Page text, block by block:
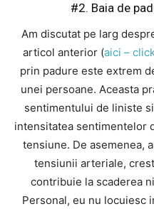
#2. Baia de
Am discutat pe larg
articol anterior (aici –
prin padure este extrem
unei persoane. Aceasta
sentimentului de liniste
intensitatea sentimentelor
tensiune. De asemenea,
tensiunii arteriale,
contribuie la scaderea
Personal, eu nu locuiesc